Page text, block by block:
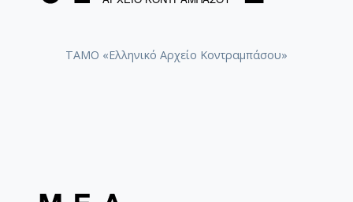
ΤΑΜΟ «Ελληνικό Αρχείο Κοντραμπάσου»